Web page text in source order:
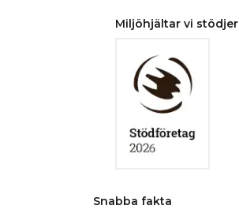
Miljöhjältar vi stödjer
Snabba fakta